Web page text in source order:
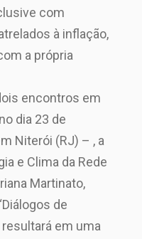
com
à inflação,
a própria
encontros em
dia 23 de
Niterói (RJ) – , a
e Clima da Rede
Martinato,
de
em uma